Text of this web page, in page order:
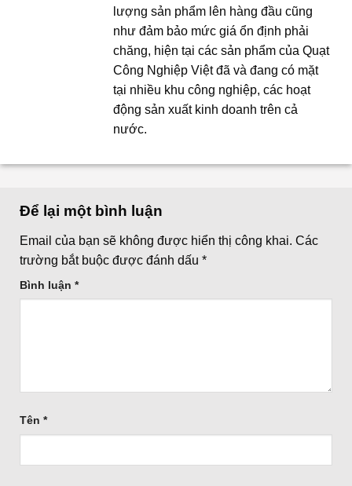
lượng sản phẩm lên hàng đầu cũng
như đảm bảo mức giá ổn định phải
chăng, hiện tại các sản phẩm của Quạt
Công Nghiệp Việt đã và đang có mặt
tại nhiều khu công nghiệp, các hoạt
động sản xuất kinh doanh trên cả
nước.
Để lại một bình luận
Email của bạn sẽ không được hiển thị công khai. Các
trường bắt buộc được đánh dấu *
Bình luận *
Tên *